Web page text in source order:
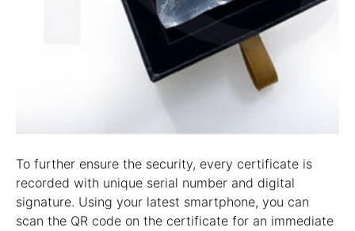
To further ensure the security, every certificate is
recorded with unique serial number and digital
signature. Using your latest smartphone, you can
scan the QR code on the certificate for an immediate